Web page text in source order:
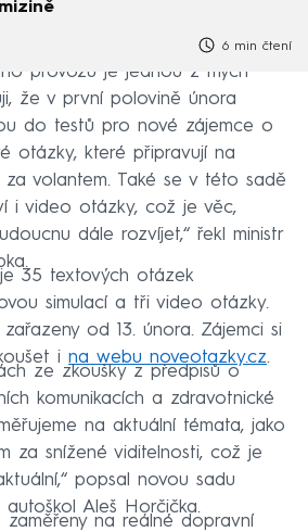
6 min čtení
provozu je jednou z mých
že v první polovině února
do testů pro nové zájemce o
otázky, které připravují na
za volantem. Také se v této sadě
i video otázky, což je věc,
dále rozvíjet,“ řekl ministr
35 textových otázek
simulací a tři video otázky.
od 13. února. Zájemci si
i na webu noveotazky.cz.
ze zkoušky z předpisů o
komunikacích a zdravotnické
na aktuální témata, jako
za snížené viditelnosti, což je
popsal novou sadu
Aleš Horčička.
na reálné dopravní